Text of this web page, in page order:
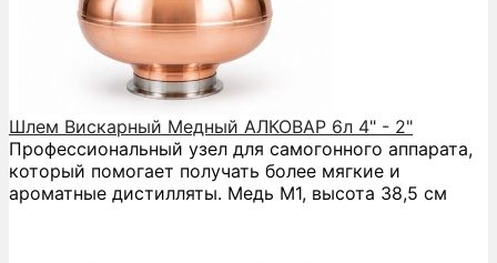
Шлем Вискарный Медный АЛКОВАР 6л 4" - 2"
Профессиональный узел для самогонного аппарата,
который помогает получать более мягкие и
ароматные дистилляты. Медь М1, высота 38,5 см